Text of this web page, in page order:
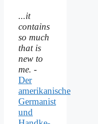
...it
contains
so much
that is
new to
me. -
Der
amerikanische
Germanist
und